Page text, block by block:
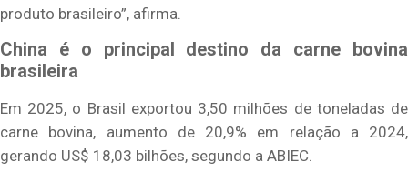
produto brasileiro”, afirma.
China é o principal destino da carne bovina
brasileira
Em 2025, o Brasil exportou 3,50 milhões de toneladas de
carne bovina, aumento de 20,9% em relação a 2024,
gerando US$ 18,03 bilhões, segundo a ABIEC.